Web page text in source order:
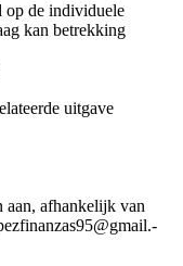
op de individuele
kan betrekking
uitgave
aan, afhankelijk van